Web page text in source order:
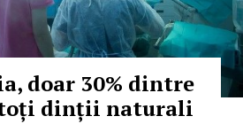
doar 30% dintre
dinții naturali